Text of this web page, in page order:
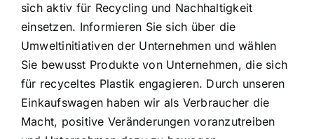
sich aktiv für Recycling und Nachhaltigkeit
einsetzen. Informieren Sie sich über die
Umweltinitiativen der Unternehmen und wählen
Sie bewusst Produkte von Unternehmen, die sich
für recyceltes Plastik engagieren. Durch unseren
Einkaufswagen haben wir als Verbraucher die
Macht, positive Veränderungen voranzutreiben